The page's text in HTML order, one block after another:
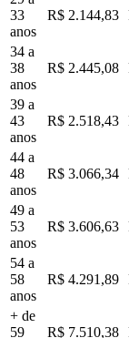
33
anos
R$ 2.144,83
34 a
38
anos
R$ 2.445,08
39 a
43
anos
R$ 2.518,43
44 a
48
anos
R$ 3.066,34
49 a
53
anos
R$ 3.606,63
54 a
58
anos
R$ 4.291,89
+ de
59
R$ 7.510,38